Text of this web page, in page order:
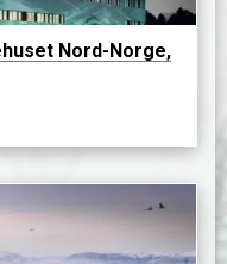
Nord-Norge,